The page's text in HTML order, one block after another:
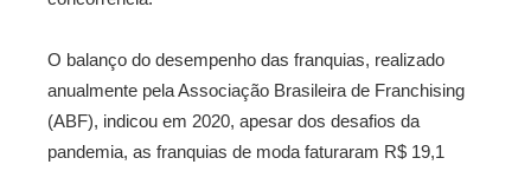
O balanço do desempenho das franquias, realizado
anualmente pela Associação Brasileira de Franchising
(ABF), indicou em 2020, apesar dos desafios da
pandemia, as franquias de moda faturaram R$ 19,1